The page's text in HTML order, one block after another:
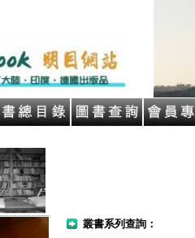
叢書系列查詢：